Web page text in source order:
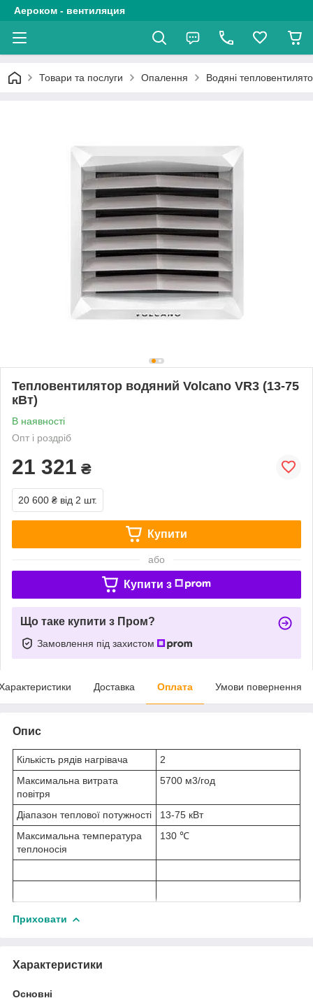
Аероком - вентиляция
Товари та послуги Опалення Водяні
Тепловентилятор водяний Volcano VR3 (13-75
кВт)
В наявності
Опт і роздріб
21 321 ₴
20 600 ₴ від 2 шт.
Купити
або
Купити з
Що таке купити з Пром?
Замовлення під захистом
Доставка Оплата Умови повернення
Опис
Кількість рядів нагрівача
2
Максимальна витрата
повітря
5700 м3/год
Діапазон теплової потужності
13-75 кВт
Максимальна температура
теплоносія
130 ℃
Приховати
Характеристики
Основні